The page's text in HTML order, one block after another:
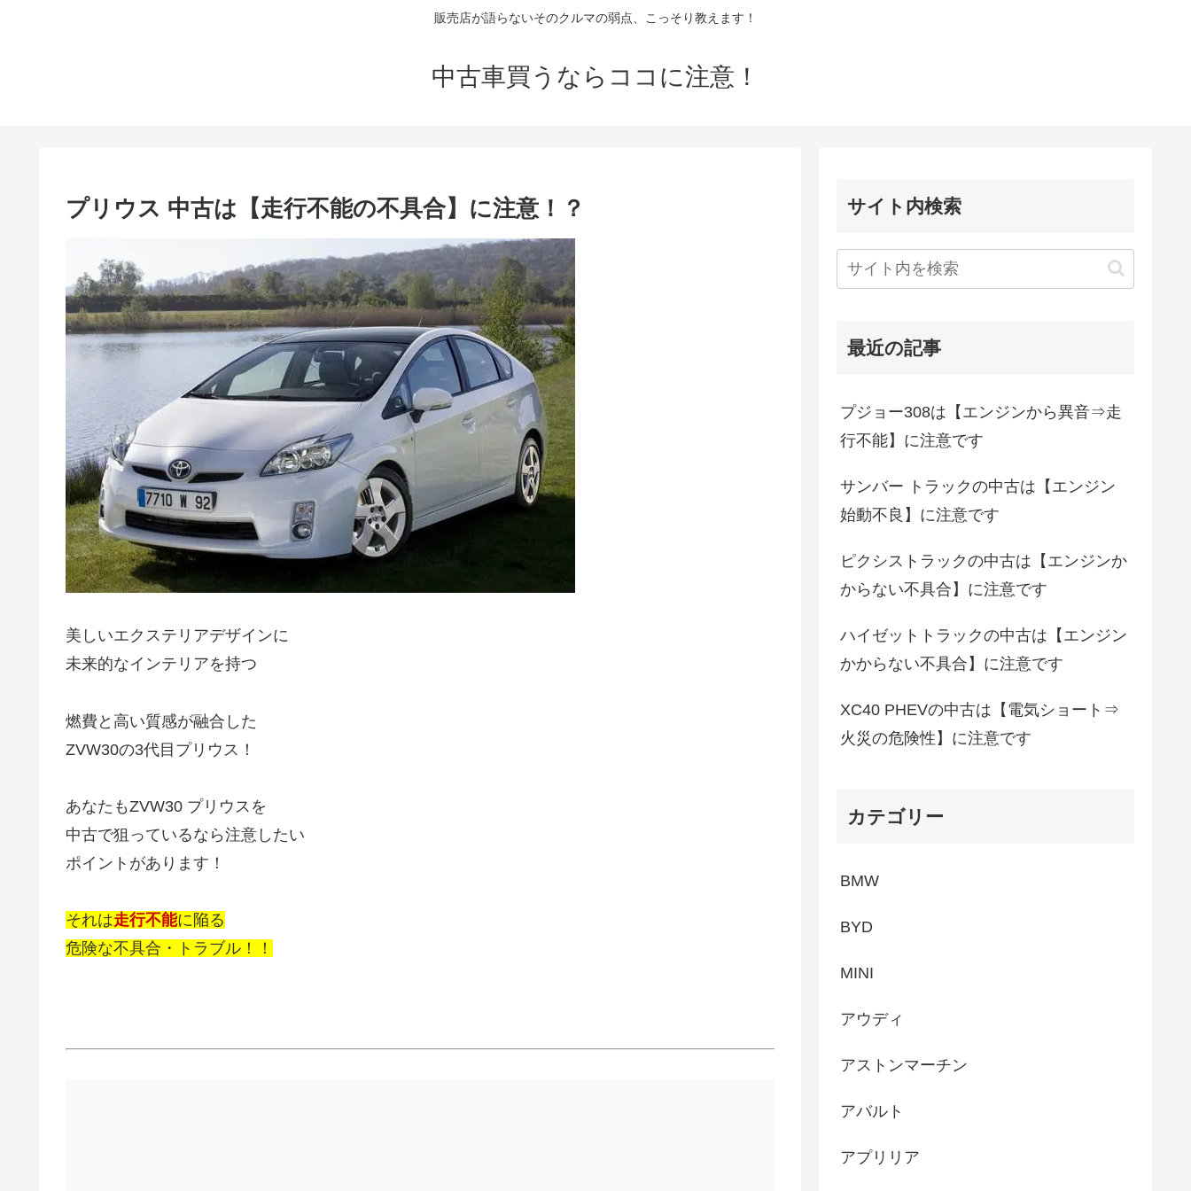
販売店が語らないそのクルマの弱点、こっそり教えます！
中古車買うならココに注意！
プリウス 中古は【走行不能の不具合】に注意！？
美しいエクステリアデザインに
未来的なインテリアを持つ
燃費と高い質感が融合した
ZVW30の3代目プリウス！
あなたもZVW30 プリウスを
中古で狙っているなら注意したい
ポイントがあります！
それは走行不能に陥る
危険な不具合・トラブル！！
サイト内検索
最近の記事
プジョー308は【エンジンから異音⇒走
行不能】に注意です
サンバー トラックの中古は【エンジン
始動不良】に注意です
ピクシストラックの中古は【エンジンか
からない不具合】に注意です
ハイゼットトラックの中古は【エンジン
かからない不具合】に注意です
XC40 PHEVの中古は【電気ショート⇒
火災の危険性】に注意です
カテゴリー
BMW
BYD
MINI
アウディ
アストンマーチン
アバルト
アプリリア